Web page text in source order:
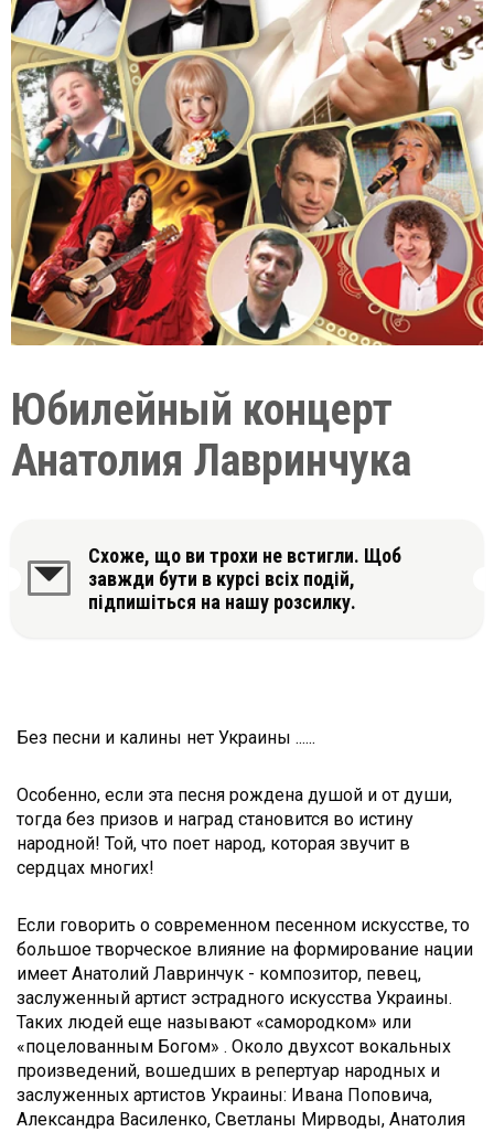
Юбилейный концерт
Анатолия Лавринчука
Схоже, що ви трохи не встигли. Щоб
завжди бути в курсі всіх подій,
підпишіться на нашу розсилку.
Без песни и калины нет Украины ......
Особенно, если эта песня рождена душой и от души,
тогда без призов и наград становится во истину
народной! Той, что поет народ, которая звучит в
сердцах многих!
Если говорить о современном песенном искусстве, то
большое творческое влияние на формирование нации
имеет Анатолий Лавринчук - композитор, певец,
заслуженный артист эстрадного искусства Украины.
Таких людей еще называют «самородком» или
«поцелованным Богом» . Около двухсот вокальных
произведений, вошедших в репертуар народных и
заслуженных артистов Украины: Ивана Поповича,
Александра Василенко, Светланы Мирводы, Анатолия